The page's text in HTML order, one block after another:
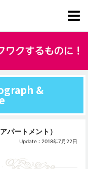
&
パートメント）
Update : 2018年7月22日